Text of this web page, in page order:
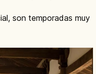
son temporadas muy